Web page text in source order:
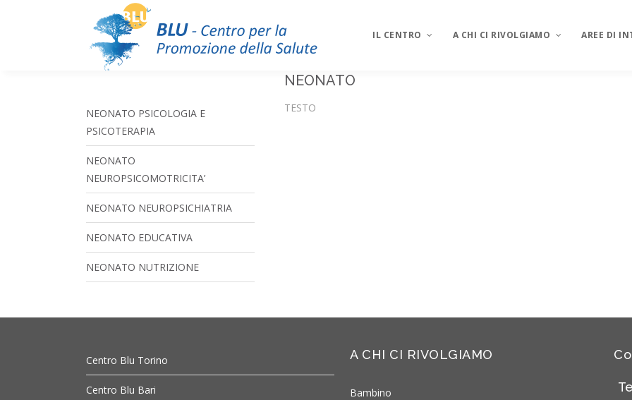
IL CENTRO A CHI CI RIVOLGIAMO AREE DI
NEONATO PSICOLOGIA E
PSICOTERAPIA
NEONATO
NEUROPSICOMOTRICITA’
NEONATO NEUROPSICHIATRIA
NEONATO EDUCATIVA
NEONATO NUTRIZIONE
NEONATO
TESTO
Centro Blu Torino
Centro Blu Bari
A CHI CI RIVOLGIAMO
Bambino